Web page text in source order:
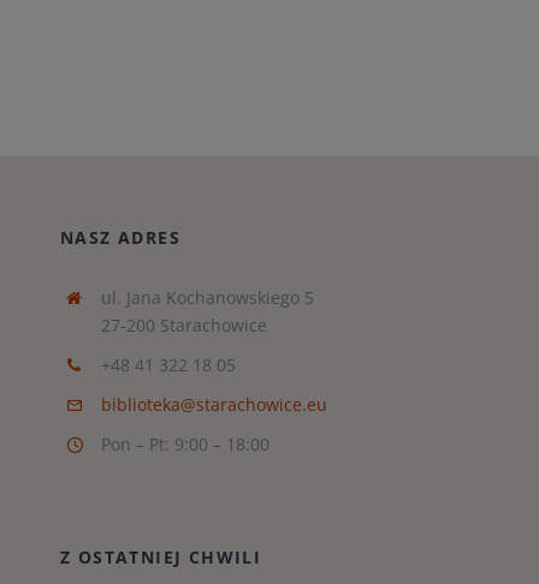
NASZ ADRES
ul. Jana Kochanowskiego 5
27-200 Starachowice
+48 41 322 18 05
biblioteka@starachowice.eu
Pon – Pt: 9:00 – 18:00
Z OSTATNIEJ CHWILI